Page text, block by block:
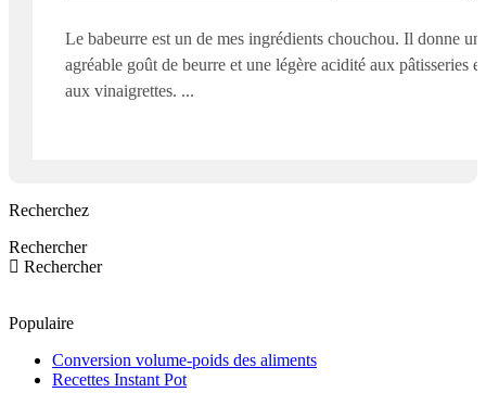
Le babeurre est un de mes ingrédients chouchou. Il donne un
agréable goût de beurre et une légère acidité aux pâtisseries et
aux vinaigrettes.
Recherchez
Rechercher
Rechercher
Populaire
Conversion volume-poids des aliments
Recettes Instant Pot